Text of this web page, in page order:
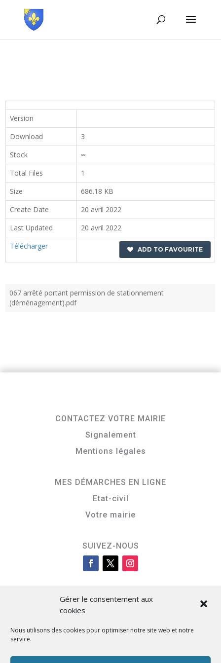
Gérer le consentement aux
cookies
Nous utilisons des cookies pour optimiser notre site web et notre
service.
Version
Download
3
Stock
∞
Total Files
1
Size
686.18 KB
Create Date
20 avril 2022
Last Updated
20 avril 2022
Télécharger
ADD TO FAVOURITE
067 arrêté portant permission de stationnement
(déménagement).pdf
CONTACTEZ VOTRE MAIRIE
Signalement
Mentions légales
MES DÉMARCHES EN LIGNE
Etat-civil
Votre mairie
SUIVEZ-NOUS
Cità di L’Isula